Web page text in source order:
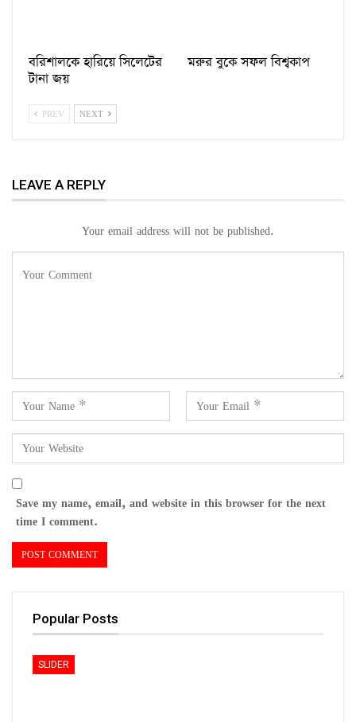
বরিশালকে হারিয়ে সিলেটের
টানা জয়
মরুর বুকে সফল বিশ্বকাপ
PREV NEXT
LEAVE A REPLY
Your email address will not be published.
Save my name, email, and website in this browser for the next
time I comment.
Popular Posts
SLIDER